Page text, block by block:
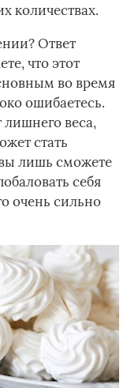
количествах.
Ответ
что этот
во время
ошибаетесь.
веса,
стать
лишь сможете
себя
очень сильно